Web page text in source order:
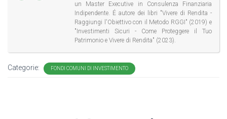
un Master Executive in Consulenza Finanziaria
Indipendente. É autore dei libri "Vivere di Rendita -
Raggiungi l'Obiettivo con il Metodo RGGI" (2019) e
"Investimenti Sicuri - Come Proteggere il Tuo
Patrimonio e Vivere di Rendita" (2023).
Categorie: FONDI COMUNI DI INVESTIMENTO